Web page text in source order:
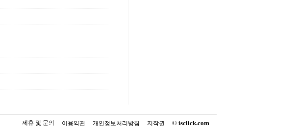
© isclick.com
저작권
개인정보처리방침
이용약관
제휴 및 문의